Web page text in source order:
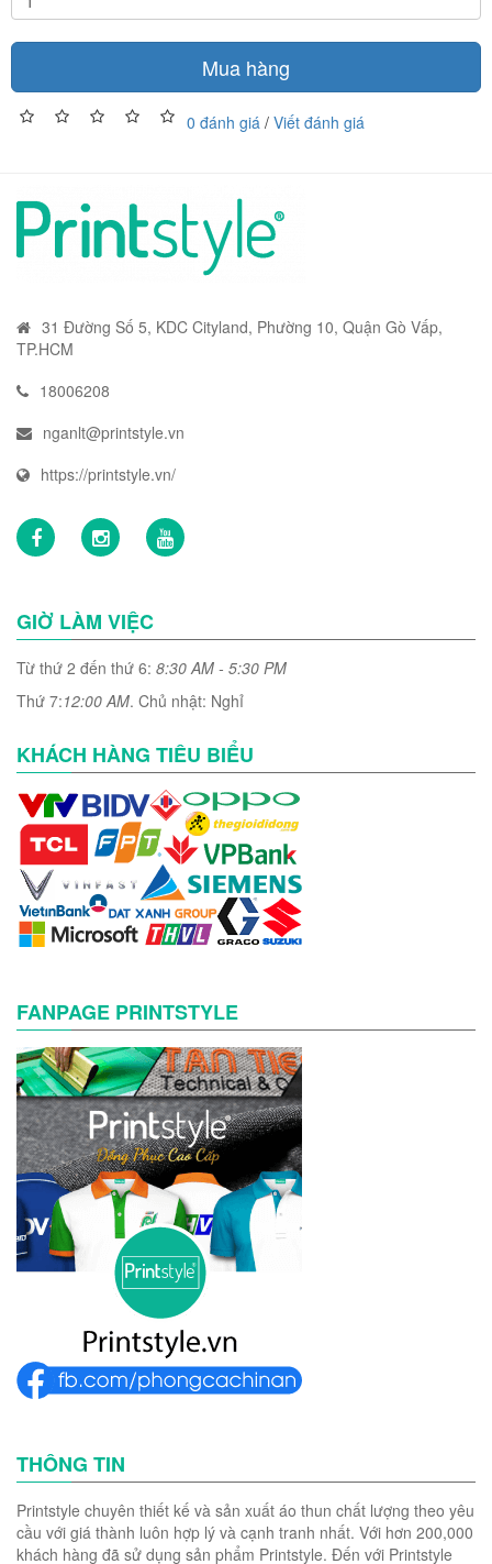
Mua hàng
0 đánh giá / Viết đánh giá
31 Đường Số 5, KDC Cityland, Phường 10, Quận Gò Vấp,
TP.HCM
18006208
nganlt@printstyle.vn
https://printstyle.vn/
GIỜ LÀM VIỆC
Từ thứ 2 đến thứ 6: 8:30 AM - 5:30 PM
Thứ 7:12:00 AM. Chủ nhật: Nghỉ
KHÁCH HÀNG TIÊU BIỂU
FANPAGE PRINTSTYLE
THÔNG TIN
Printstyle chuyên thiết kế và sản xuất áo thun chất lượng theo yêu
cầu với giá thành luôn hợp lý và cạnh tranh nhất. Với hơn 200,000
khách hàng đã sử dụng sản phẩm Printstyle. Đến với Printstyle